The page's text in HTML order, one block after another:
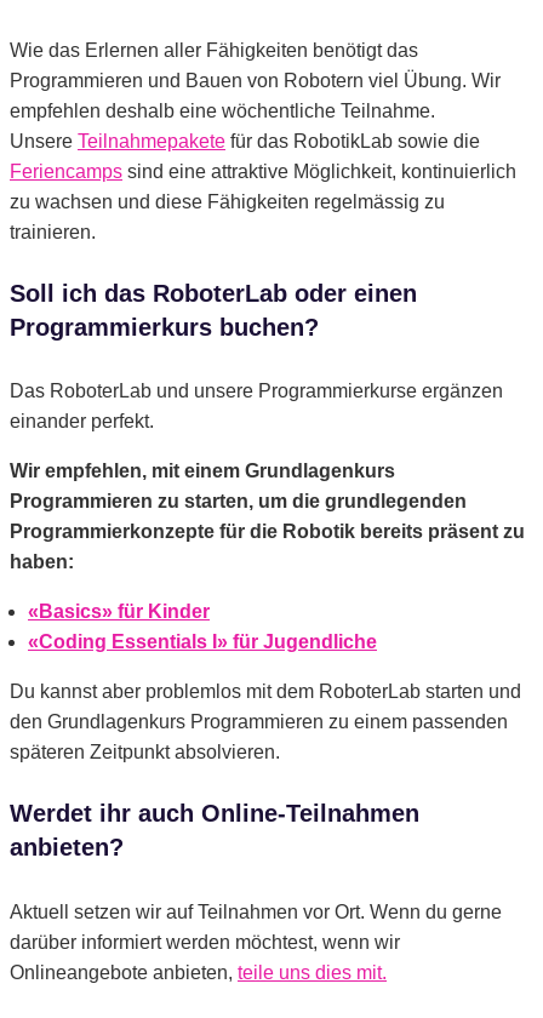
Wie das Erlernen aller Fähigkeiten benötigt das
Programmieren und Bauen von Robotern viel Übung. Wir
empfehlen deshalb eine wöchentliche Teilnahme.
Unsere Teilnahmepakete für das RobotikLab sowie die
Feriencamps sind eine attraktive Möglichkeit, kontinuierlich
zu wachsen und diese Fähigkeiten regelmässig zu
trainieren.
Soll ich das RoboterLab oder einen
Programmierkurs buchen?
Das RoboterLab und unsere Programmierkurse ergänzen
einander perfekt.
Wir empfehlen, mit einem Grundlagenkurs
Programmieren zu starten, um die grundlegenden
Programmierkonzepte für die Robotik bereits präsent zu
haben:
«Basics» für Kinder
«Coding Essentials I» für Jugendliche
Du kannst aber problemlos mit dem RoboterLab starten und
den Grundlagenkurs Programmieren zu einem passenden
späteren Zeitpunkt absolvieren.
Werdet ihr auch Online-Teilnahmen
anbieten?
Aktuell setzen wir auf Teilnahmen vor Ort. Wenn du gerne
darüber informiert werden möchtest, wenn wir
Onlineangebote anbieten, teile uns dies mit.